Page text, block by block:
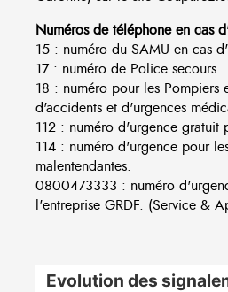
Numéros de téléphone en cas
15 : numéro du SAMU en cas
17 : numéro de Police secours.
18 : numéro pour les Pompiers
d'accidents et d'urgences
112 : numéro d'urgence gratuit
114 : numéro d'urgence pour
malentendantes.
0800473333 : numéro
l'entreprise GRDF. (Service &
Evolution des